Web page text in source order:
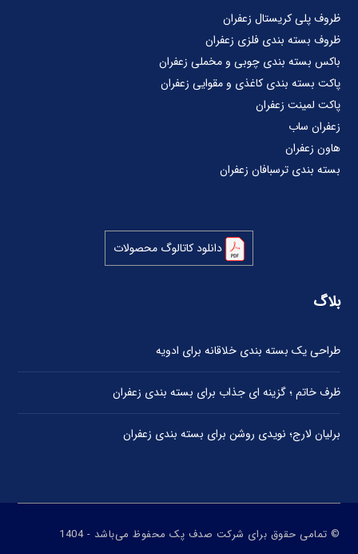
ظروف پلی کریستال زعفران
ظروف بسته بندی فلزی زعفران
باکس بسته بندی چوبی و مخملی زعفران
پاکت بسته بندی کاغذی و مقوایی زعفران
پاکت لمینت زعفران
زعفران ساب
هاون زعفران
بسته بندی ترسبافان زعفران
دانلود کاتالوگ محصولات
بلاگ
طراحی یک بسته بندی خلاقانه برای ادویه
ظرف خاتم ؛ گزینه ای جذاب برای بسته بندی زعفران
برلیان لارج؛ نویدی روشن برای بسته بندی زعفران
© تمامی حقوق برای شرکت صدف پک محفوظ می‌باشد - 1404